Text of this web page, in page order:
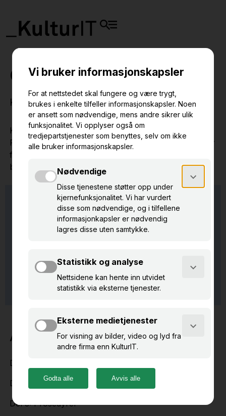
Grunnkurs Primus 10
Kurs for nybegynnere i Primus 10.
Kurset er tilpasset ansatte ved museer som bruker
Primus 10 eller planlegger oppgraderingen innen nær
fremtid. Vi tar høyde for lite eller ingen erfaring med
bruk av Primus.
Praktisk informasjon
Kursplasser:10 (Ved interne kurs: etter avtale)
Nettbasert (Microsoft Teams)
Agenda:
Del 1: Registrere objekter
Del 2: Søk, mapper og fokus
Del 3: Prosedyrer